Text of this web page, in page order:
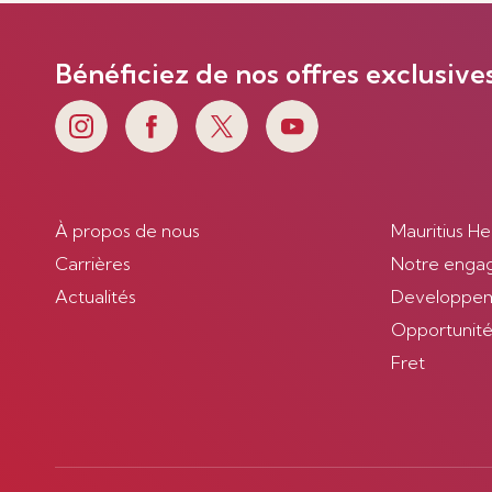
Bénéficiez de nos offres
À propos de nous
Carrières
Actualités
Mauritius
Notre
Fret